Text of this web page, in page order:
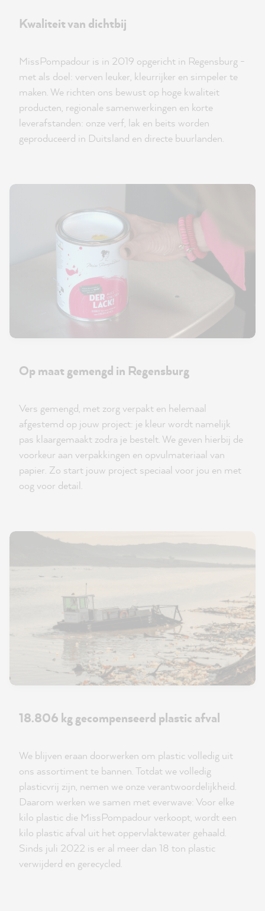
Kwaliteit van dichtbij
MissPompadour is in 2019 opgericht in Regensburg -
met als doel: verven leuker, kleurrijker en simpeler te
maken. We richten ons bewust op hoge kwaliteit
producten, regionale samenwerkingen en korte
leverafstanden: onze verf, lak en beits worden
geproduceerd in Duitsland en directe buurlanden.
Op maat gemengd in Regensburg
Vers gemengd, met zorg verpakt en helemaal
afgestemd op jouw project: je kleur wordt namelijk
pas klaargemaakt zodra je bestelt. We geven hierbij de
voorkeur aan verpakkingen en opvulmateriaal van
papier. Zo start jouw project speciaal voor jou en met
oog voor detail.
18.806 kg gecompenseerd plastic afval
We blijven eraan doorwerken om plastic volledig uit
ons assortiment te bannen. Totdat we volledig
plasticvrij zijn, nemen we onze verantwoordelijkheid.
Daarom werken we samen met everwave: Voor elke
kilo plastic die MissPompadour verkoopt, wordt een
kilo plastic afval uit het oppervlaktewater gehaald.
Sinds juli 2022 is er al meer dan 18 ton plastic
verwijderd en gerecycled.